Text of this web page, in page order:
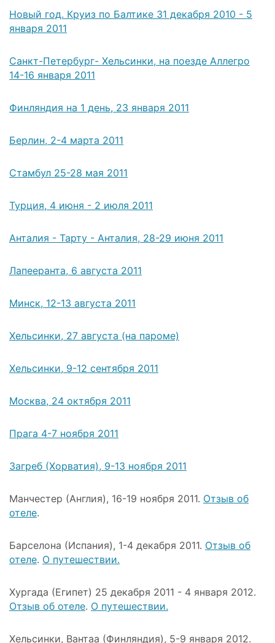
Новый год. Круиз по Балтике 31 декабря 2010 - 5
января 2011
Санкт-Петербург- Хельсинки, на поезде Аллегро
14-16 января 2011
Финляндия на 1 день, 23 января 2011
Берлин, 2-4 марта 2011
Стамбул 25-28 мая 2011
Турция, 4 июня - 2 июля 2011
Анталия - Тарту - Анталия, 28-29 июня 2011
Лапееранта, 6 августа 2011
Минск, 12-13 августа 2011
Хельсинки, 27 августа (на пароме)
Хельсинки, 9-12 сентября 2011
Москва, 24 октября 2011
Прага 4-7 ноября 2011
Загреб (Хорватия), 9-13 ноября 2011
Манчестер (Англия), 16-19 ноября 2011. Отзыв об
отеле.
Барселона (Испания), 1-4 декабря 2011. Отзыв об
отеле. О путешествии.
Хургада (Египет) 25 декабря 2011 - 4 января 2012.
Отзыв об отеле. О путешествии.
Хельсинки, Вантаа (Финляндия), 5-9 января 2012.